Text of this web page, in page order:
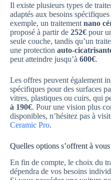
Il existe plusieurs types de
adaptés aux besoins
exemple, un traitement nano
proposé à partir de 252€ pour
seule couche, tandis qu’un
une protection auto-
peut atteindre jusqu’à 600€.
Les offres peuvent également
spécifiques pour des surfaces
vitres, plastiques ou cuirs, qui
à 190€. Pour une vision plus
disponibles, n’hésitez pas à
Ceramic Pro.
Quelles options s’offrent à
En fin de compte, le choix du
dépendra de vos besoins